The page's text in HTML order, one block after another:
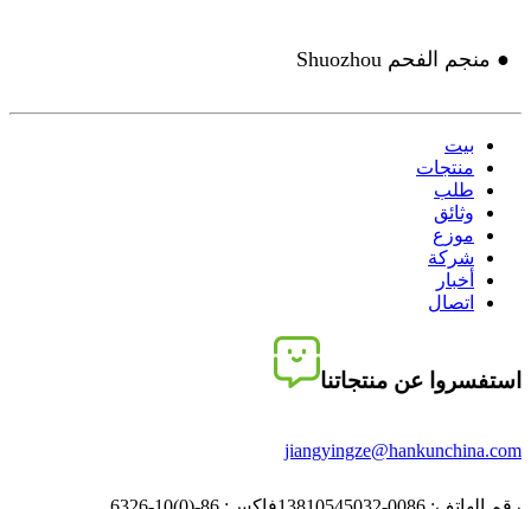
● منجم الفحم Shuozhou
بيت
منتجات
طلب
وثائق
موزع
شركة
أخبار
اتصال
استفسروا عن منتجاتنا
jiangyingze@hankunchina.com